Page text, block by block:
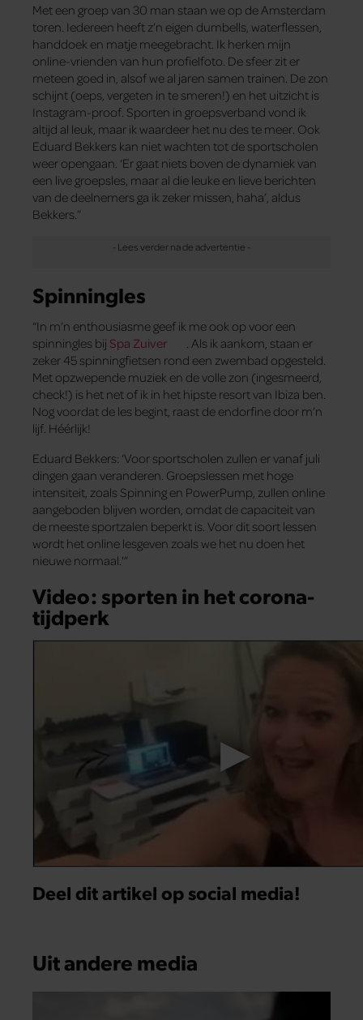
Met een groep van 30 man staan we op de Amsterdam
toren. Iedereen heeft z’n eigen dumbells, waterflessen,
handdoek en matje meegebracht. Ik herken mijn
online-vrienden van hun profielfoto. De sfeer zit er
meteen goed in, alsof we al jaren samen trainen. De zon
schijnt (oeps, vergeten in te smeren!) en het uitzicht is
Instagram-proof. Sporten in groepsverband vond ik
altijd al leuk, maar ik waardeer het nu des te meer. Ook
Eduard Bekkers kan niet wachten tot de sportscholen
weer opengaan. ‘Er gaat niets boven de dynamiek van
een live groepsles, maar al die leuke en lieve berichten
van de deelnemers ga ik zeker missen, haha’, aldus
Bekkers.”
Spinningles
“In m’n enthousiasme geef ik me ook op voor een
spinningles bij Spa Zuiver
. Als ik aankom, staan er
zeker 45 spinningfietsen rond een zwembad opgesteld.
Met opzwepende muziek en de volle zon (ingesmeerd,
check!) is het net of ik in het hipste resort van Ibiza ben.
Nog voordat de les begint, raast de endorfine door m’n
lijf. Héérlijk!
Eduard Bekkers: ‘Voor sportscholen zullen er vanaf juli
dingen gaan veranderen. Groepslessen met hoge
intensiteit, zoals Spinning en PowerPump, zullen online
aangeboden blijven worden, omdat de capaciteit van
de meeste sportzalen beperkt is. Voor dit soort lessen
wordt het online lesgeven zoals we het nu doen het
nieuwe normaal.'”
Video: sporten in het corona-
tijdperk
Deel dit artikel op social media!
Uit andere media